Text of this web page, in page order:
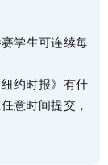
学生可连续每
约时报》有什
意时间提交，